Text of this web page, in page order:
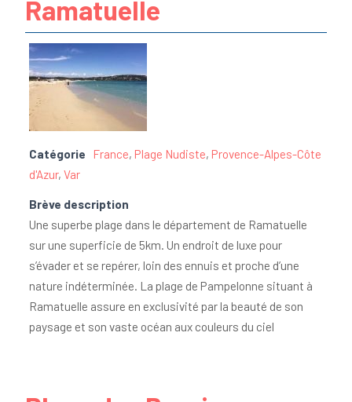
Ramatuelle
Catégorie France, Plage Nudiste, Provence-Alpes-Côte
d'Azur, Var
Brève description
Une superbe plage dans le département de Ramatuelle
sur une superficie de 5km. Un endroit de luxe pour
s’évader et se repérer, loin des ennuis et proche d’une
nature indéterminée. La plage de Pampelonne situant à
Ramatuelle assure en exclusivité par la beauté de son
paysage et son vaste océan aux couleurs du ciel